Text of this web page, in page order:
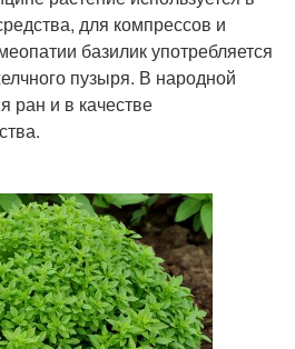
для компрессов и
базилик употребляется
пузыря. В народной
ран и в качестве